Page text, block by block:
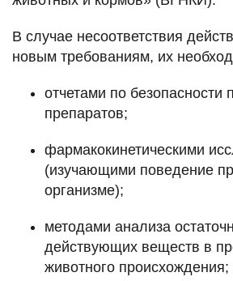
В случае несоответствия
новым требованиям, их
отчетами по безопасности
препаратов;
фармакокинетическими
(изучающими поведение
организме);
методами анализа
действующих веществ в
животного происхождения;